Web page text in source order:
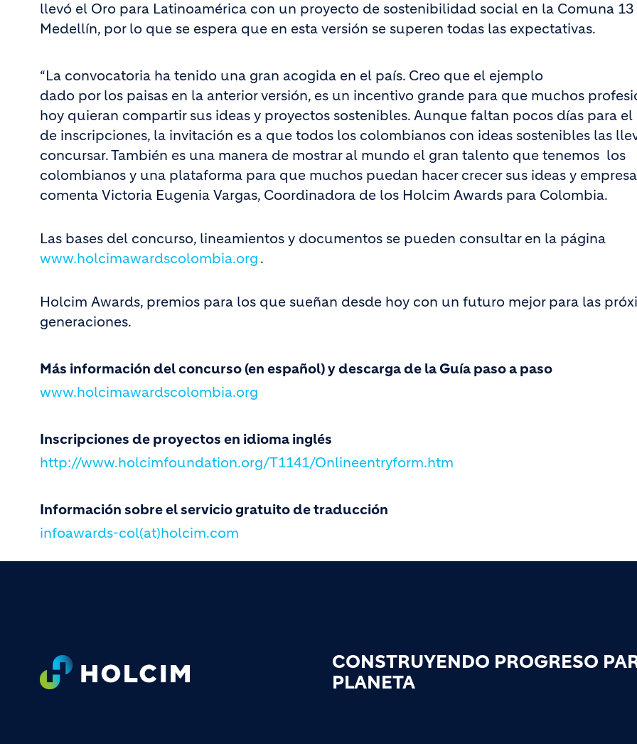
llevó el Oro para Latinoamérica con un proyecto de sostenibilidad social en la Comuna 13
Medellín, por lo que se espera que en esta versión se superen todas las expectativas.
“La convocatoria ha tenido una gran acogida en el país. Creo que el ejemplo
dado por los paisas en la anterior versión, es un incentivo grande para que muchos
hoy quieran compartir sus ideas y proyectos sostenibles. Aunque faltan pocos días para el
de inscripciones, la invitación es a que todos los colombianos con ideas sostenibles las
concursar. También es una manera de mostrar al mundo el gran talento que tenemos los
colombianos y una plataforma para que muchos puedan hacer crecer sus ideas y
comenta Victoria Eugenia Vargas, Coordinadora de los Holcim Awards para Colombia.
Las bases del concurso, lineamientos y documentos se pueden consultar en la página
www.holcimawardscolombia.org .
Holcim Awards, premios para los que sueñan desde hoy con un futuro mejor para las
generaciones.
Más información del concurso (en español) y descarga de la Guía paso a paso
www.holcimawardscolombia.org
Inscripciones de proyectos en idioma inglés
http://www.holcimfoundation.org/T1141/Onlineentryform.htm
Información sobre el servicio gratuito de traducción
infoawards-col(at)holcim.com
CONSTRUYENDO PROGRESO
PLANETA